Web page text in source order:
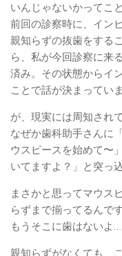
いんじゃないかってこと
前回の診察時に、イン
親知らずの抜歯をする
ら、私が今回診察に来
済み。その状態からイ
ことで話が決まってい
が、現実には周知され
なぜか歯科助手さんに
ウスピースを始めて〜
いてますよ？」と突っ
まさかと思ってマウス
らずまで揃ってるんで
もうそこに歯はないよ…
親知らずがなくても、